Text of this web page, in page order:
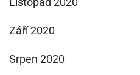
Září 2020
Srpen 2020